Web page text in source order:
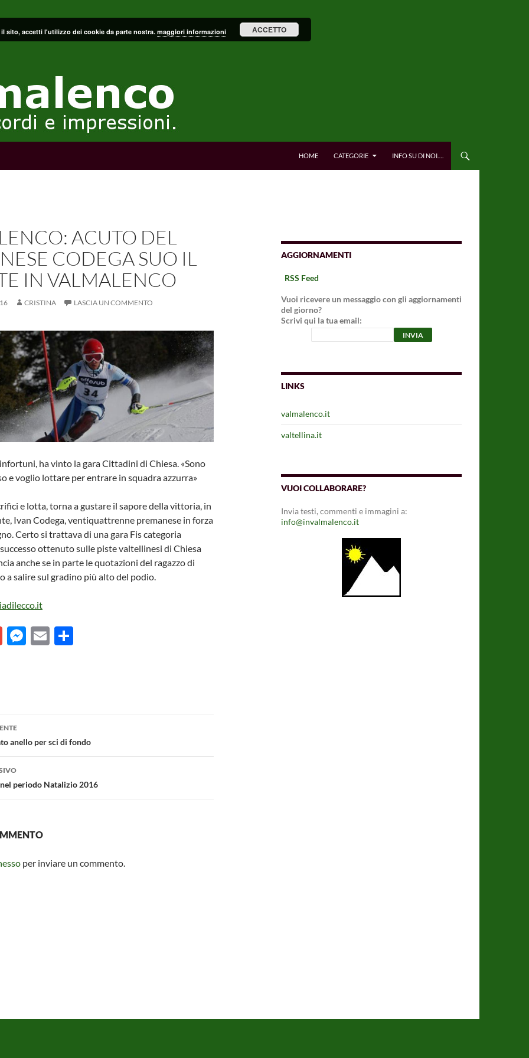
HOME CATEGORIE INFO SU DI NOI….
ACUTO DEL
CODEGA SUO IL
IN VALMALENCO
CRISTINA LASCIA UN COMMENTO
ha vinto la gara Cittadini di Chiesa. «Sono
e voglio lottare per entrare in squadra azzurra»
e lotta, torna a gustare il sapore della vittoria, in
Ivan Codega, ventiquattrenne premanese in forza
Certo si trattava di una gara Fis categoria
ottenuto sulle piste valtellinesi di Chiesa
anche se in parte le quotazioni del ragazzo di
a salire sul gradino più alto del podio.
G
M
g
E
vi
anello per sci di fondo
periodo Natalizio 2016
per inviare un commento.
AGGIORNAMENTI
RSS Feed
Vuoi ricevere un messaggio con gli aggiornamenti
del giorno?
Scrivi qui la tua email:
LINKS
valmalenco.it
valtellina.it
VUOI COLLABORARE?
Invia testi, commenti e immagini a:
info@invalmalenco.it
sito, accetti l'utilizzo dei cookie da parte nostra. maggiori informazioni ACCETTO